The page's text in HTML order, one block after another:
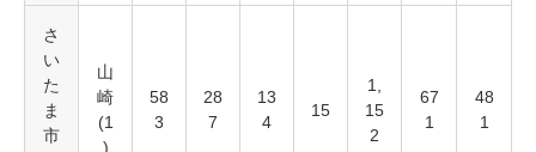
さ
い
た
ま
市
山
崎
(1
)
58
3
28
7
13
4
15
1,
15
2
67
1
48
1